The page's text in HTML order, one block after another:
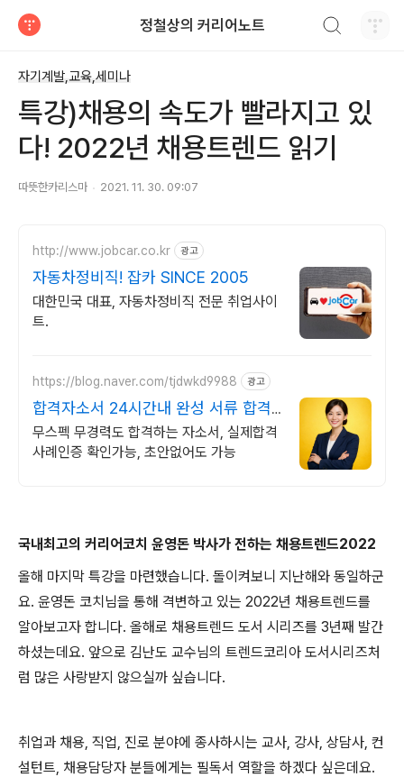
정철상의 커리어노트
자기계발,교육,세미나
특강)채용의 속도가 빨라지고 있
다! 2022년 채용트렌드 읽기
따뜻한카리스마 2021. 11. 30. 09:07
http://www.jobcar.co.kr 광고
자동차정비직! 잡카 SINCE 2005
대한민국 대표, 자동차정비직 전문 취업사이
트.
https://blog.naver.com/tjdwkd9988 광고
합격자소서 24시간내 완성 서류 합격
의 비밀
무스펙 무경력도 합격하는 자소서, 실제합격
사례인증 확인가능, 초안없어도 가능
국내최고의 커리어코치 윤영돈 박사가 전하는 채용트렌드2022
올해 마지막 특강을 마련했습니다. 돌이켜보니 지난해와 동일하군
요. 윤영돈 코치님을 통해 격변하고 있는 2022년 채용트렌드를
알아보고자 합니다. 올해로 채용트렌드 도서 시리즈를 3년째 발간
하셨는데요. 앞으로 김난도 교수님의 트렌드코리아 도서시리즈처
럼 많은 사랑받지 않으실까 싶습니다.
취업과 채용, 직업, 진로 분야에 종사하시는 교사, 강사, 상담사, 컨
설턴트, 채용담당자 분들에게는 필독서 역할을 하겠다 싶은데요.